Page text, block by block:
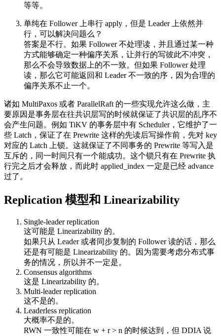
等等。
单纯在 Follower 上串行 apply，但是 Leader 上依然并
行，可以解决问题么？
答案是不行。如果 Follower 不处理读，并且通过某一种
方式能够确定一种偏序关系，让并行的写彼此不冲突，
那么不会导致数据上的不一致。但如果 Follower 处理
读，那么它可能返回和 Leader 不一致的序，因为合理的
偏序关系不止一个。
诸如 MultiPaxos 或者 ParallelRaft 的一些实现允许这么做，主
要原因是事务层在往共识层写的时候就保证了共识层的乱序不
会产生问题。例如 TiKV 的事务层中有 Scheduler，它维护了一
些 Latch，保证了在 Prewrite 这样的先读后写操作前，先对 key
对应的 Latch 上锁。这就保证了不同事务的 Prewrite 等写入是
互斥的，同一时间只有一个能成功。这个锁只有在 Prewrite 执
行完之后才会释放，而此时 applied_index 一定是已经 advance
过了。
Replication 模型和 Linearizability
Single-leader replication
这可能是 Linearizability 的。
如果只从 Leader 或者同步复制的 Follower 读的话，那么
还是有可能是 Linearizability 的。因为需要考虑分布式事
务的情况，所以并不一定是。
Consensus algorithms
这是 Linearizability 的。
Multi-leader replication
这不是的。
Leaderless replication
大概率不是的。
RWN 一致性可能在 w + r > n 的时候达到，但 DDIA 说